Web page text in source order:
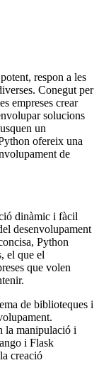
respon a les
Conegut per
empreses crear
solucions
un
ofereix una
de
dinàmic i fàcil
desenvolupament
Python
el que el
que volen
de biblioteques i
la manipulació i
i Flask
creació